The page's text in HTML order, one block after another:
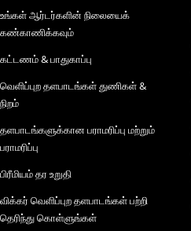
உங்கள் ஆர்டர்களின் நிலையைக்
கண்காணிக்கவும்
கட்டணம் & பாதுகாப்பு
வெளிப்புற தளபாடங்கள் துணிகள் &
நிறம்
தளபாடங்களுக்கான பராமரிப்பு மற்றும்
பராமரிப்பு
பிரீமியம் தர உறுதி
விக்கர் வெளிப்புற தளபாடங்கள் பற்றி
தெரிந்து கொள்ளுங்கள்